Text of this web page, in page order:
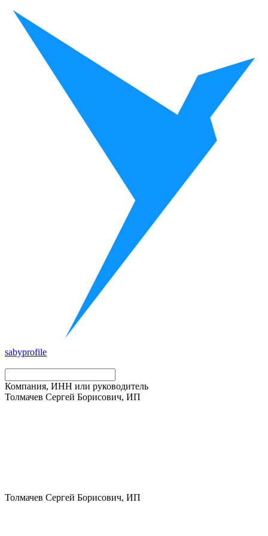
sabyprofile
Компания, ИНН или руководитель
Толмачев Сергей Борисович, ИП
Толмачев Сергей Борисович, ИП